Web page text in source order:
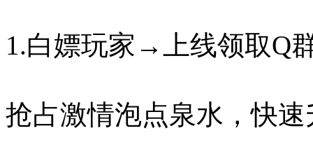
1.白嫖玩家→上线领取Q
抢占激情泡点泉水，快速